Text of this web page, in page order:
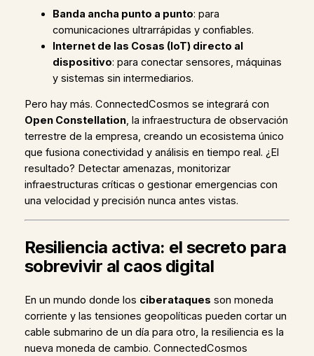
Banda ancha punto a punto: para
comunicaciones ultrarrápidas y confiables.
Internet de las Cosas (IoT) directo al
dispositivo: para conectar sensores, máquinas
y sistemas sin intermediarios.
Pero hay más. ConnectedCosmos se integrará con
Open Constellation, la infraestructura de observación
terrestre de la empresa, creando un ecosistema único
que fusiona conectividad y análisis en tiempo real. ¿El
resultado? Detectar amenazas, monitorizar
infraestructuras críticas o gestionar emergencias con
una velocidad y precisión nunca antes vistas.
Resiliencia activa: el secreto para
sobrevivir al caos digital
En un mundo donde los ciberataques son moneda
corriente y las tensiones geopolíticas pueden cortar un
cable submarino de un día para otro, la resiliencia es la
nueva moneda de cambio. ConnectedCosmos